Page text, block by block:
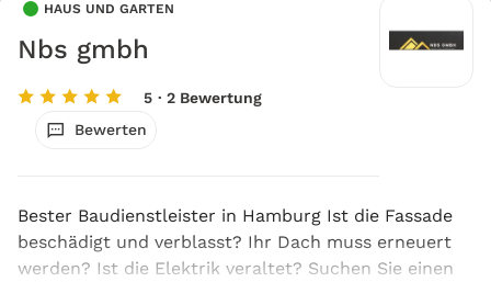
HAUS UND GARTEN
Nbs gmbh
5 · 2 Bewertung
Bewerten
Bester Baudienstleister in Hamburg Ist die Fassade
beschädigt und verblasst? Ihr Dach muss erneuert
werden? Ist die Elektrik veraltet? Suchen Sie einen